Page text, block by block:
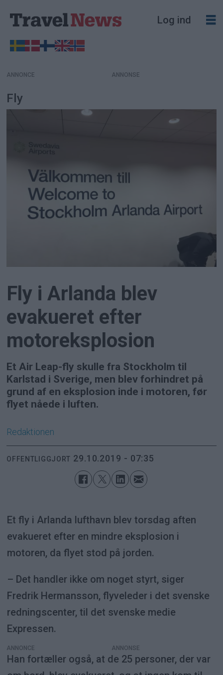
Log ind
ANNONCE
Fly
Fly i Arlanda blev
evakueret efter
motoreksplosion
Et Air Leap-fly skulle fra Stockholm til
Karlstad i Sverige, men blev forhindret på
grund af en eksplosion inde i motoren, før
flyet nåede i luften.
Redaktionen
OFFENTLIGGJORT 29.10.2019 - 07:35
Et fly i Arlanda lufthavn blev torsdag aften
evakueret efter en mindre eksplosion i
motoren, da flyet stod på jorden.
– Det handler ikke om noget styrt, siger
Fredrik Hermansson, flyveleder i det svenske
redningscenter, til det svenske medie
Expressen.
ANNONCE
Han fortæller også, at de 25 personer, der var